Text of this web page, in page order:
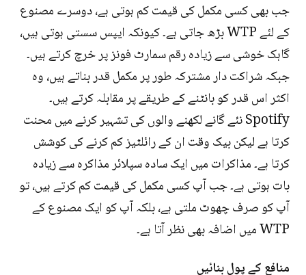
جب بھی کسی مکمل کی قیمت کم ہوتی ہے، دوسرے مصنوع
کے لئے WTP بڑھ جاتی ہے۔ کیونکہ ایپس سستی ہوتی ہیں،
گاہک خوشی سے زیادہ رقم سمارٹ فونز پر خرچ کرتے ہیں۔
جبکہ شراکت دار مشترکہ طور پر مکمل قدر بناتے ہیں، وہ
اکثر اس قدر کو بانٹنے کے طریقے پر مقابلہ کرتے ہیں۔
Spotify نئے گانے لکھنے والوں کی تشہیر کرنے میں محنت
کرتا ہے لیکن بیک وقت ان کے رائلٹیز کم کرنے کی کوشش
کرتا ہے۔ مذاکرات میں ایک سادہ سپلائر مذاکرہ سے زیادہ
بات ہوتی ہے۔ جب آپ کسی مکمل کی قیمت کم کرتے ہیں، تو
آپ کو صرف چھوٹ ملتی ہے، بلکہ آپ کو ایک مصنوع کے
WTP میں اضافہ بھی نظر آتا ہے۔
منافع کے پول بنائیں